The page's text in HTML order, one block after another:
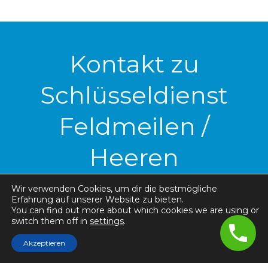
Kontakt zu
Schlüsseldienst
Feldmeilen /
Heeren
Ob Türöffnung, Schlosswechsel oder
Sicherheitsberatung – der Schlüsseldienst
Feldmeilen / Heeren ist rund um die Uhr für
Sie da. Sie erreichen uns schnell und
Wir verwenden Cookies, um dir die bestmögliche
Erfahrung auf unserer Website zu bieten.
You can find out more about which cookies we are using or
switch them off in settings.
Akzeptieren